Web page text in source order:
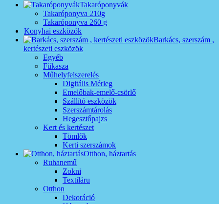
Takaróponyvák
Takaróponyva 210g
Takaróponyva 260 g
Konyhai eszközök
Barkács, szerszám ,
kertészeti eszközök
Egyéb
Fűkasza
Műhelyfelszerelés
Digitális Mérleg
Emelőbak-emelő-csörlő
Szállító eszközök
Szerszámtárolás
Hegesztőpajzs
Kert és kertészet
Tömlők
Kerti szerszámok
Otthon, háztartás
Ruhanemű
Zokni
Textiláru
Otthon
Dekoráció